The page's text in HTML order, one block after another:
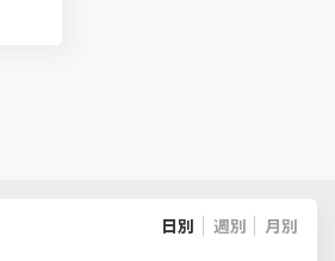
日別 週別 月別